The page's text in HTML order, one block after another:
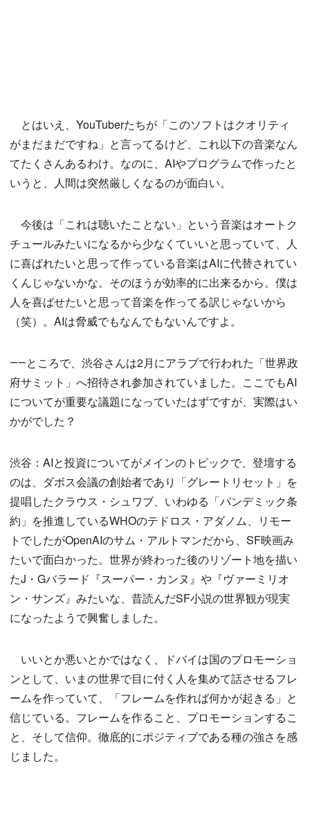
とはいえ、YouTuberたちが「このソフトはクオリティ
がまだまだですね」と言ってるけど、これ以下の音楽なん
てたくさんあるわけ。なのに、AIやプログラムで作ったと
いうと、人間は突然厳しくなるのが面白い。
今後は「これは聴いたことない」という音楽はオートク
チュールみたいになるから少なくていいと思っていて、人
に喜ばれたいと思って作っている音楽はAIに代替されてい
くんじゃないかな。そのほうが効率的に出来るから。僕は
人を喜ばせたいと思って音楽を作ってる訳じゃないから
（笑）。AIは脅威でもなんでもないんですよ。
――ところで、渋谷さんは2月にアラブで行われた「世界政
府サミット」へ招待され参加されていました。ここでもAI
についてが重要な議題になっていたはずですが、実際はい
かがでした？
渋谷：AIと投資についてがメインのトピックで、登壇する
のは、ダボス会議の創始者であり「グレートリセット」を
提唱したクラウス・シュワブ、いわゆる「パンデミック条
約」を推進しているWHOのテドロス・アダノム、リモー
トでしたがOpenAIのサム・アルトマンだから、SF映画み
たいで面白かった。世界が終わった後のリゾート地を描い
たJ・Gバラード『スーパー・カンヌ』や『ヴァーミリオ
ン・サンズ』みたいな、昔読んだSF小説の世界観が現実
になったようで興奮しました。
いいとか悪いとかではなく、ドバイは国のプロモーショ
ンとして、いまの世界で目に付く人を集めて話させるフレ
ームを作っていて、「フレームを作れば何かが起きる」と
信じている。フレームを作ること、プロモーションするこ
と、そして信仰。徹底的にポジティブである種の強さを感
じました。